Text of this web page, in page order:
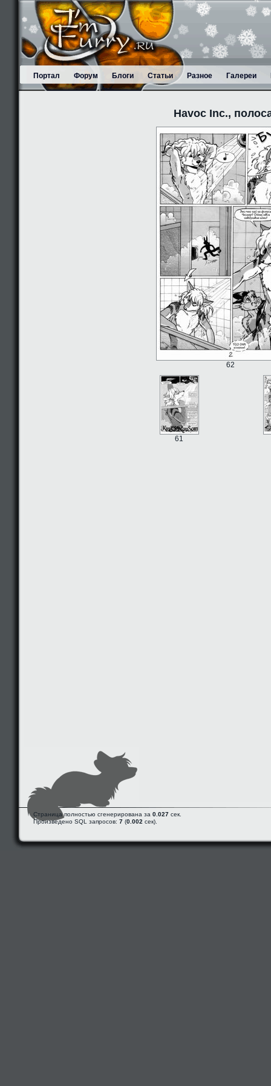
Портал Форум Блоги Статьи Разное Галереи
Havoc Inc.,
62
61
Страница полностью сгенерирована за 0.027 сек.
Произведено SQL запросов: 7 (0.002 сек).